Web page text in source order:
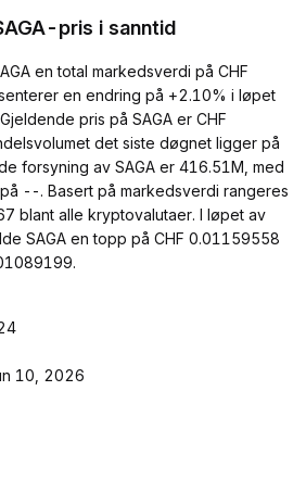
pris i sanntid
en total markedsverdi på CHF
en endring på +2.10% i løpet
pris på SAGA er CHF
det siste døgnet ligger på
forsyning av SAGA er 416.51M, med
--. Basert på markedsverdi rangeres
blant alle kryptovalutaer. I løpet av
SAGA en topp på CHF 0.01159558
10, 2026